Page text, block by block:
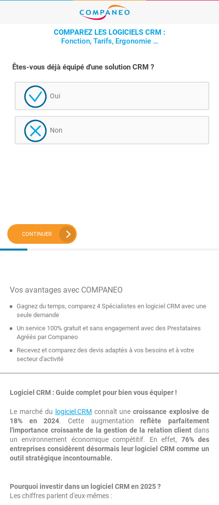
COMPAREZ LES LOGICIELS CRM :
Fonction, Tarifs, Ergonomie …
Êtes-vous déjà équipé d'une solution CRM ?
Oui
Non
CONTINUER
Vos avantages avec COMPANEO
Gagnez du temps, comparez 4 Spécialistes en logiciel CRM avec une
seule demande
Un service 100% gratuit et sans engagement avec des Prestataires
Agréés par Companeo
Recevez et comparez des devis adaptés à vos besoins et à votre
secteur d'activité
Logiciel CRM : Guide complet pour bien vous équiper !
Le marché du logiciel CRM connaît unecroissance explosive de
18% en 2024. Cette augmentationreflète parfaitement
l'importance croissante de la gestion de la relation client dans
un environnement économique compétitif. En effet, 76% des
entreprises considèrent désormais leur logiciel CRM comme un
outil stratégique incontournable.
Pourquoi investir dans un logiciel CRM en 2025 ?
Les chiffres parlent d'eux-mêmes :